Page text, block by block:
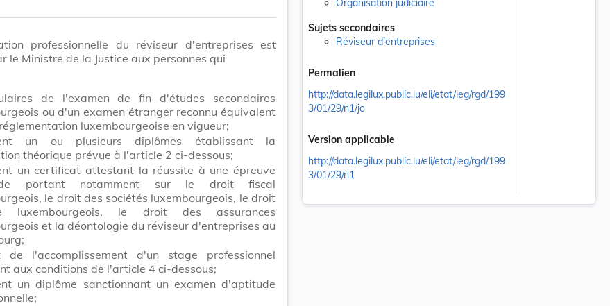
professionnelle du réviseur d'entreprises est
le Ministre de la Justice aux personnes qui
de l'examen de fin d'études secondaires
ou d'un examen étranger reconnu équivalent
luxembourgeoise en vigueur;
un ou plusieurs diplômes établissant la
théorique prévue à l'article 2 ci-dessous;
un certificat attestant la réussite à une épreuve
portant notamment sur le droit fiscal
le droit des sociétés luxembourgeois, le droit
luxembourgeois, le droit des assurances
et la déontologie du réviseur d'entreprises au
de l'accomplissement d'un stage professionnel
aux conditions de l'article 4 ci-dessous;
un diplôme sanctionnant un examen d'aptitude
Organisation judiciaire
Sujets secondaires
Réviseur d'entreprises
Permalien
http://data.legilux.public.lu/eli/etat/leg/rgd/199
3/01/29/n1/jo
Version applicable
http://data.legilux.public.lu/eli/etat/leg/rgd/199
3/01/29/n1